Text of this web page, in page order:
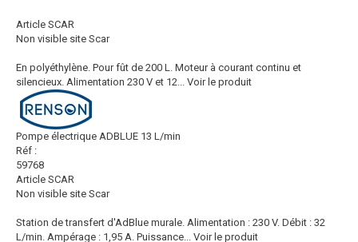
Article SCAR
Non visible site Scar
En polyéthylène. Pour fût de 200 L. Moteur à courant continu et
silencieux. Alimentation 230 V et 12... Voir le produit
Pompe électrique ADBLUE 13 L/min
Réf :
59768
Article SCAR
Non visible site Scar
Station de transfert d'AdBlue murale. Alimentation : 230 V. Débit : 32
L/min. Ampérage : 1,95 A. Puissance... Voir le produit